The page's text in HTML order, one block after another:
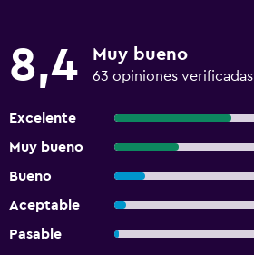
8,4 Muy bueno
63 opiniones verificadas
Excelente
Muy bueno
Bueno
Aceptable
Pasable